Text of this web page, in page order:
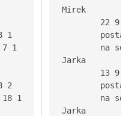
Mirek
Jarka
Jarka